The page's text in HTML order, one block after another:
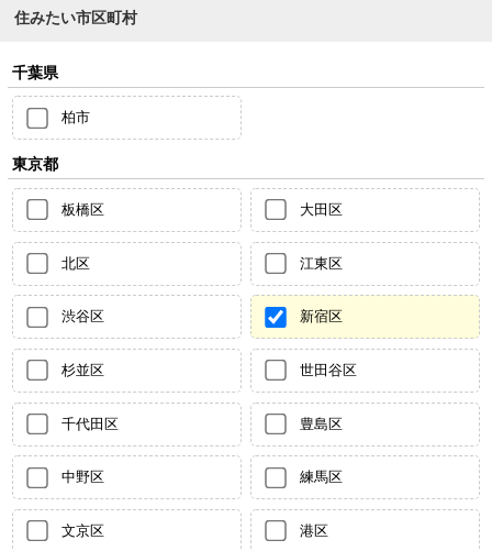
住みたい市区町村
千葉県
柏市
東京都
板橋区 大田区
北区 江東区
渋谷区 新宿区
杉並区 世田谷区
千代田区 豊島区
中野区 練馬区
文京区 港区